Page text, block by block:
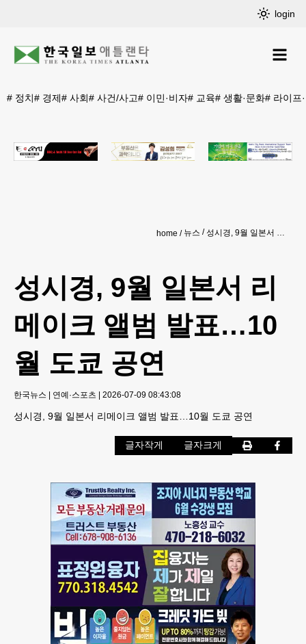
login
# 정치# 경제# 사회# 사건/사고# 이민·비자# 교육# 생활·문화# 라이프
home 뉴스 성시경, 9월 일본서 리메이크 앨범 발표…10월 도쿄 공연
성시경, 9월 일본서 리
메이크 앨범 발표…10
월 도쿄 공연
한국뉴스 | 연예·스포츠 | 2026-07-09 08:43:08
성시경, 9월 일본서 리메이크 앨범 발표…10월 도쿄 공연
글자작게 글자크게